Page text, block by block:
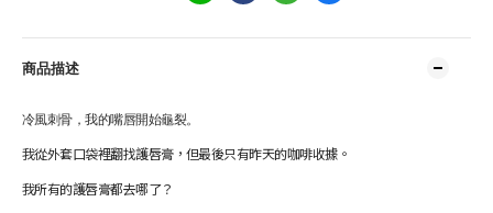
商品描述
冷風刺骨，我的嘴唇開始龜裂。
我從外套口袋裡翻找護唇膏，但最後只有昨天的咖啡收據。
我所有的護唇膏都去哪了？